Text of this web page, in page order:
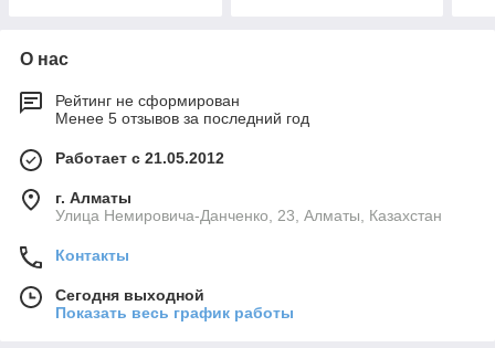
О нас
Рейтинг не сформирован
Менее 5 отзывов за последний год
Работает с 21.05.2012
г. Алматы
Улица Немировича-Данченко, 23, Алматы, Казахстан
Контакты
Сегодня выходной
Показать весь график работы